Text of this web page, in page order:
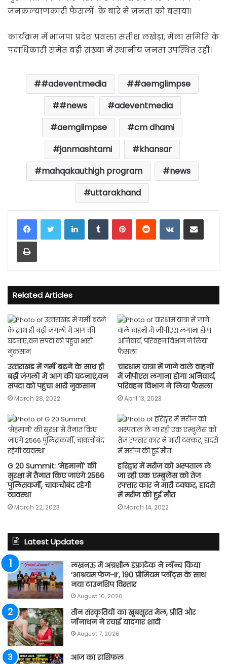
जनकल्याणकारी फैसलों के बारे में जनता को बताया।
कार्यक्रम में भाजपा प्रदेश प्रवक्ता सतीश लखेड़ा, मेला समिति के
पदाधिकारी समेत बड़ी संख्या में स्थानीय जनता उपस्थित रही।
#adeventmedia
#aemglimpse
#news
adeventmedia
aemglimpse
cm dhami
janmashtami
khansar
mahqakauthigh program
news
uttarakhand
LinkedInTumblrPinterestReddit VKontakteShare via Email
Print
Related Articles
उत्‍तराखंड में गर्मी बढ़ने के साथ ही
बढ़ी जंगलों में आग की घटनाएं,वन
संपदा को पहुंचा भारी नुकसान
March 28, 2022
चारधाम यात्रा में जाने वाले वाहनों
में जीपीएस लगाना होगा अनिवार्य,
परिवहन विभाग ने लिया फैसला
April 13, 2023
G 20 Summit: ‘मेहमानों’ की
सुरक्षा में तैनात किए जाएंगे 2566
पुलिसकर्मी, चाकचौबंद रहेगी
व्यवस्था
March 22, 2023
हरिद्वार में मरीज को अस्‍पताल ले
जा रही एक एम्बुलेंस को तेज
रफ्तार कार ने मारी टक्‍कर, हादसे
में मरीज की हुई मौत
March 14, 2022
Latest Updates
लखनऊ में अग्रशील इंफ्राटेक ने लॉन्च किया
‘आश्रयम फेज-II’, 190 प्रीमियम प्लॉट्स के साथ
नया टाउनशिप विस्तार
August 10, 2026
तीन संस्कृतियों का खूबसूरत मेल, प्रीति और
जॉनाथन ने रचाई यादगार शादी
August 7, 2026
आज का राशिफल